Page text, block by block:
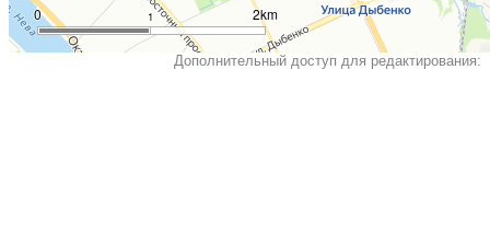
1
0 2km
Дополнительный доступ для редактирования: